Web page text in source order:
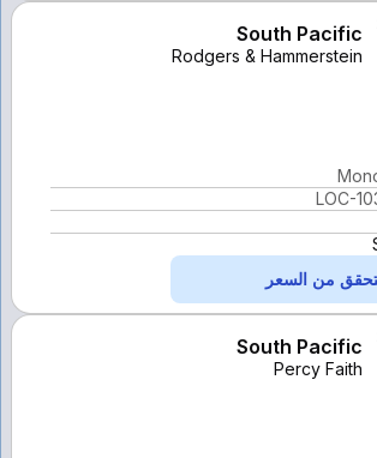
South Pacific
Rodgers & Hammerstein
LOC-
من السعر
South Pacific
Percy Faith